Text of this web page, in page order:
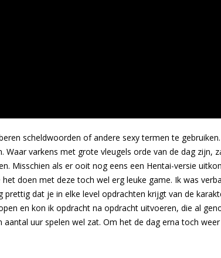
scheldwoorden of andere sexy termen te
varkens met grote vleugels orde van de dag zijn,
Misschien als er ooit nog eens een Hentai-versie
doen met deze toch wel erg leuke game. Ik was
dat je in elke level opdrachten krijgt van de
en kon ik opdracht na opdracht uitvoeren, die al
uur spelen wel zat. Om het de dag erna toch